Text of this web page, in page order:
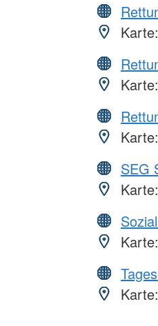
Karte:
Karte:
Karte:
SEG
Karte:
Karte:
Karte: